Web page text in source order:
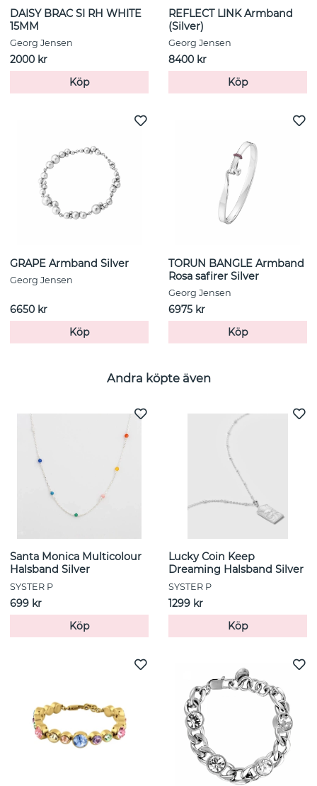
DAISY BRAC SI RH WHITE
15MM
Georg Jensen
2000 kr
Köp
REFLECT LINK Armband
(Silver)
Georg Jensen
8400 kr
Köp
GRAPE Armband Silver
Georg Jensen
6650 kr
Köp
TORUN BANGLE Armband
Rosa safirer Silver
Georg Jensen
6975 kr
Köp
Andra köpte även
Santa Monica Multicolour
Halsband Silver
SYSTER P
699 kr
Köp
Lucky Coin Keep
Dreaming Halsband Silver
SYSTER P
1299 kr
Köp